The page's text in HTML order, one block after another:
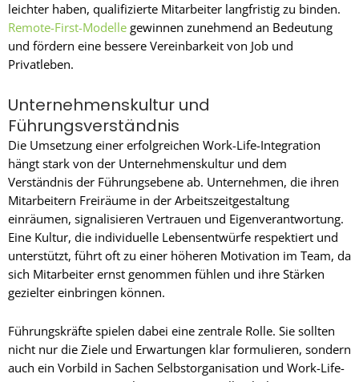
leichter haben, qualifizierte Mitarbeiter langfristig zu binden.
Remote-First-Modelle gewinnen zunehmend an Bedeutung
und fördern eine bessere Vereinbarkeit von Job und
Privatleben.
Unternehmenskultur und
Führungsverständnis
Die Umsetzung einer erfolgreichen Work-Life-Integration
hängt stark von der Unternehmenskultur und dem
Verständnis der Führungsebene ab. Unternehmen, die ihren
Mitarbeitern Freiräume in der Arbeitszeitgestaltung
einräumen, signalisieren Vertrauen und Eigenverantwortung.
Eine Kultur, die individuelle Lebensentwürfe respektiert und
unterstützt, führt oft zu einer höheren Motivation im Team, da
sich Mitarbeiter ernst genommen fühlen und ihre Stärken
gezielter einbringen können.
Führungskräfte spielen dabei eine zentrale Rolle. Sie sollten
nicht nur die Ziele und Erwartungen klar formulieren, sondern
auch ein Vorbild in Sachen Selbstorganisation und Work-Life-